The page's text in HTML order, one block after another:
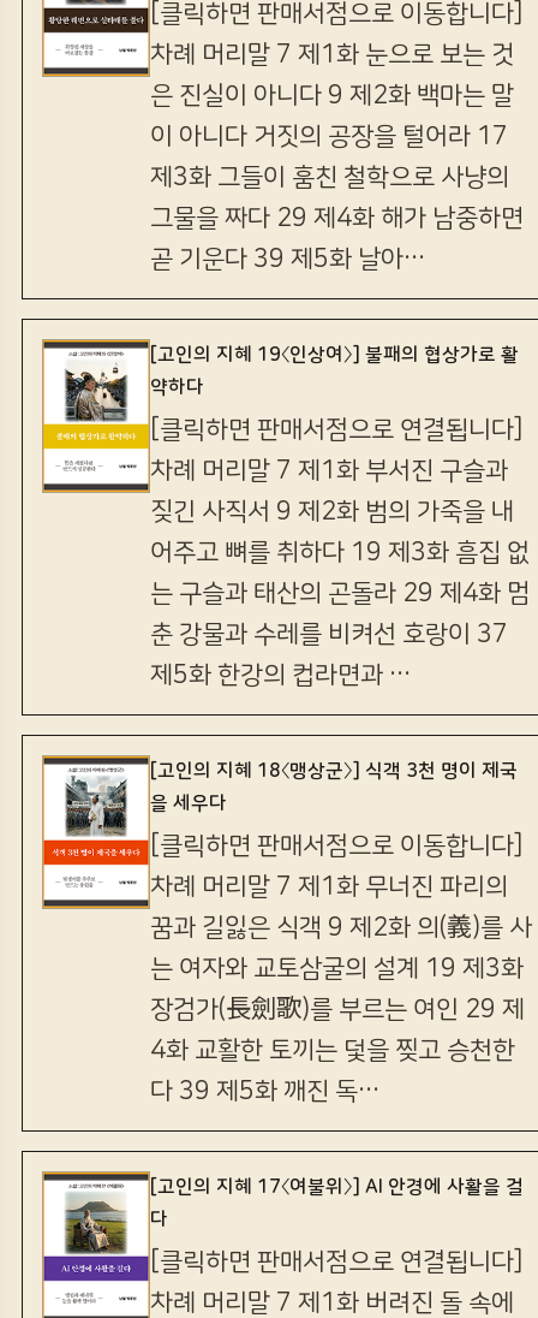
[클릭하면 판매서점으로 이동합니다]
차례 머리말 7 제1화 눈으로 보는 것
은 진실이 아니다 9 제2화 백마는 말
이 아니다 거짓의 공장을 털어라 17
제3화 그들이 훔친 철학으로 사냥의
그물을 짜다 29 제4화 해가 남중하면
곧 기운다 39 제5화 날아…
[고인의 지혜 19〈인상여〉] 불패의 협상가로 활
약하다
[클릭하면 판매서점으로 연결됩니다]
차례 머리말 7 제1화 부서진 구슬과
짖긴 사직서 9 제2화 범의 가죽을 내
어주고 뼈를 취하다 19 제3화 흠집 없
는 구슬과 태산의 곤돌라 29 제4화 멈
춘 강물과 수레를 비켜선 호랑이 37
제5화 한강의 컵라면과 …
[고인의 지혜 18〈맹상군〉] 식객 3천 명이 제국
을 세우다
[클릭하면 판매서점으로 이동합니다]
차례 머리말 7 제1화 무너진 파리의
꿈과 길잃은 식객 9 제2화 의(義)를 사
는 여자와 교토삼굴의 설계 19 제3화
장검가(長劍歌)를 부르는 여인 29 제
4화 교활한 토끼는 덫을 찢고 승천한
다 39 제5화 깨진 독…
[고인의 지혜 17〈여불위〉] AI 안경에 사활을 걸
다
[클릭하면 판매서점으로 연결됩니다]
차례 머리말 7 제1화 버려진 돌 속에